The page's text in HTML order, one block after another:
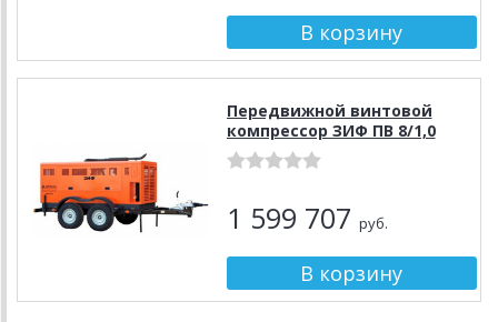
Передвижной винтовой
компрессор ЗИФ ПВ 8/1,0
1 599 707 руб.